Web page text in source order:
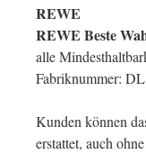
REWE
REWE Beste
alle
Fabriknummer:
Kunden können
erstattet, auch